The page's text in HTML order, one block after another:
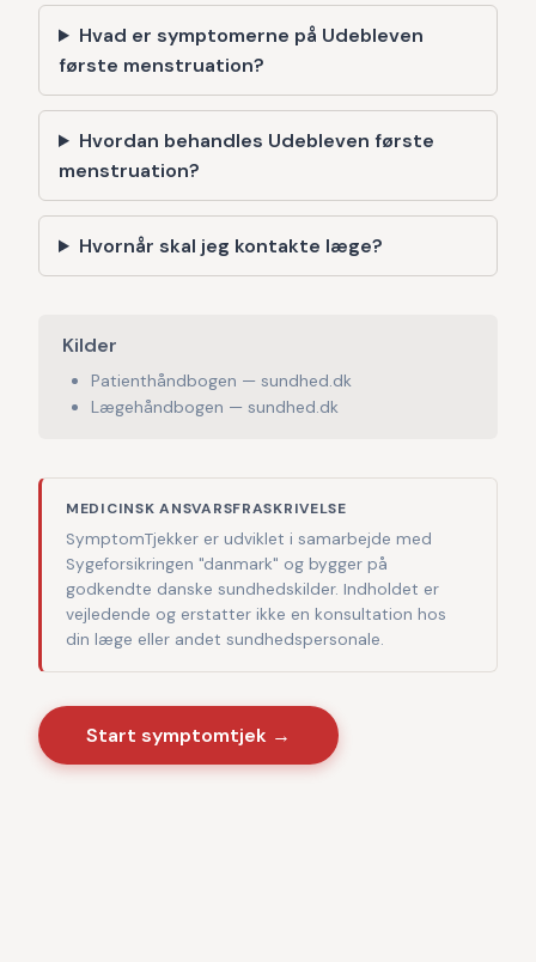
Hvad er symptomerne på Udebleven
første menstruation?
Hvordan behandles Udebleven første
menstruation?
Hvornår skal jeg kontakte læge?
Kilder
Patienthåndbogen — sundhed.dk
Lægehåndbogen — sundhed.dk
MEDICINSK ANSVARSFRASKRIVELSE
SymptomTjekker er udviklet i samarbejde med
Sygeforsikringen "danmark" og bygger på
godkendte danske sundhedskilder. Indholdet er
vejledende og erstatter ikke en konsultation hos
din læge eller andet sundhedspersonale.
Start symptomtjek →